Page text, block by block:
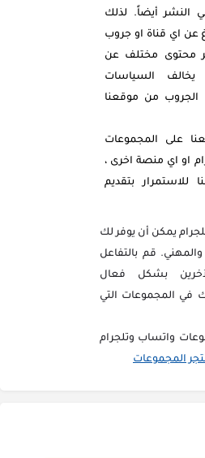
النشر أيضاً. لذلك
عن اي قناة او جروب
محتوى مختلف عن
يخالف السياسات
الجروب من موقعنا
على المجموعات
او اي منصة اخرى ،
للاستمرار بتقديم
يمكن أن يوفر لك
قم بالتفاعل
بشكل فعال
في المجموعات التي
واتساب وتلجرام
المجموعات